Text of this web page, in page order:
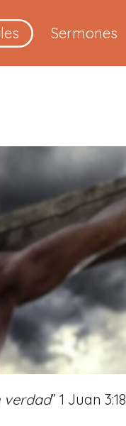
Sermones
verdad” 1 Juan 3:18